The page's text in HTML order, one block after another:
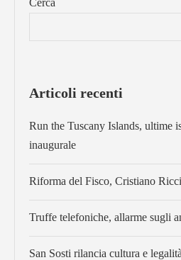
Cerca
Articoli recenti
Run the Tuscany Islands, ultime
inaugurale
Riforma del Fisco, Cristiano
Truffe telefoniche, allarme sugli
San Sosti rilancia cultura e